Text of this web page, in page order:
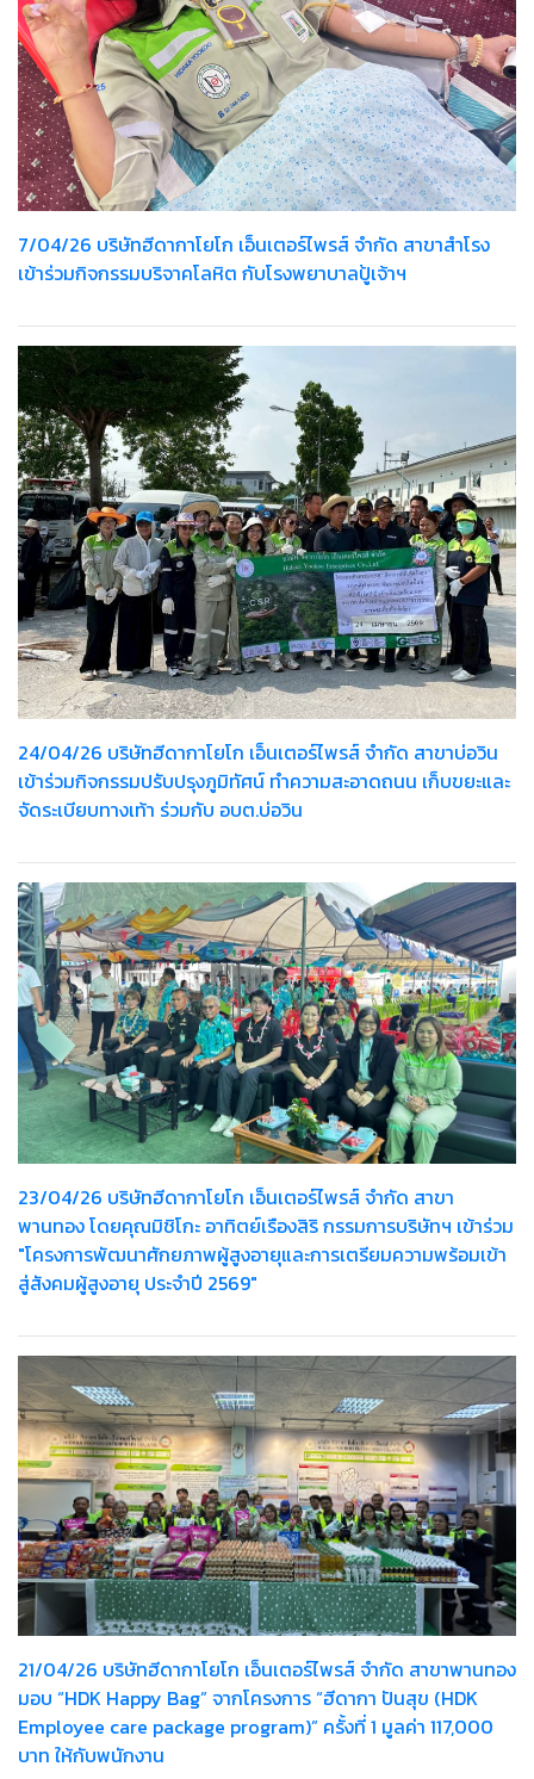
7/04/26 บริษัทฮีดากาโยโก เอ็นเตอร์ไพรส์ จำกัด สาขาสำโรง
เข้าร่วมกิจกรรมบริจาคโลหิต กับโรงพยาบาลปู้เจ้าฯ
24/04/26 บริษัทฮีดากาโยโก เอ็นเตอร์ไพรส์ จำกัด สาขาบ่อวิน
เข้าร่วมกิจกรรมปรับปรุงภูมิทัศน์ ทำความสะอาดถนน เก็บขยะและ
จัดระเบียบทางเท้า ร่วมกับ อบต.บ่อวิน
23/04/26 บริษัทฮีดากาโยโก เอ็นเตอร์ไพรส์ จำกัด สาขา
พานทอง โดยคุณมิชิโกะ อาทิตย์เรืองสิริ กรรมการบริษัทฯ เข้าร่วม
"โครงการพัฒนาศักยภาพผู้สูงอายุและการเตรียมความพร้อมเข้า
สู่สังคมผู้สูงอายุ ประจำปี 2569"
21/04/26 บริษัทฮีดากาโยโก เอ็นเตอร์ไพรส์ จำกัด สาขาพานทอง
มอบ “HDK Happy Bag” จากโครงการ “ฮีดากา ปันสุข (HDK
Employee care package program)” ครั้งที่ 1 มูลค่า 117,000
บาท ให้กับพนักงาน